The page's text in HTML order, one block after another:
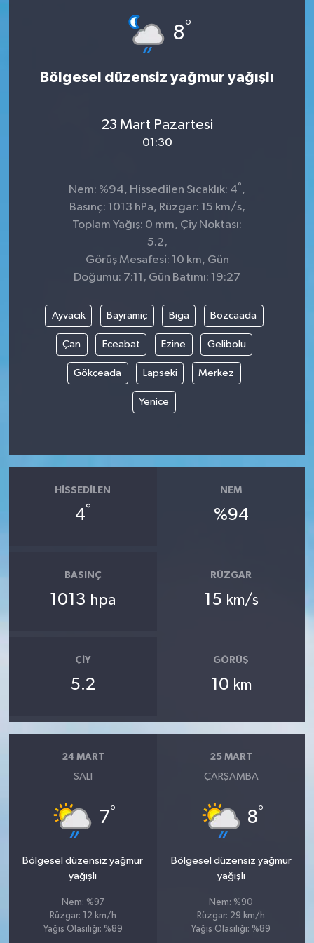
8°
Bölgesel düzensiz yağmur yağışlı
23 Mart Pazartesi
01:30
Nem: %94, Hissedilen Sıcaklık: 4° ,
Basınç: 1013 hPa, Rüzgar: 15 km/s,
Toplam Yağış: 0 mm, Çiy Noktası:
5.2,
Görüş Mesafesi: 10 km, Gün
Doğumu: 7:11, Gün Batımı: 19:27
Ayvacık Bayramiç Biga Bozcaada
Çan Eceabat Ezine Gelibolu
Gökçeada Lapseki Merkez
Yenice
HISSEDILEN
4°
NEM
%94
BASINÇ
1013 hpa
RÜZGAR
15 km/s
ÇIY
5.2
GÖRÜŞ
10 km
24 MART
SALI
7°
Bölgesel düzensiz yağmur
yağışlı
Nem: %97
Rüzgar: 12 km/h
Yağış Olasılığı: %89
25 MART
ÇARŞAMBA
8°
Bölgesel düzensiz yağmur
yağışlı
Nem: %90
Rüzgar: 29 km/h
Yağış Olasılığı: %89